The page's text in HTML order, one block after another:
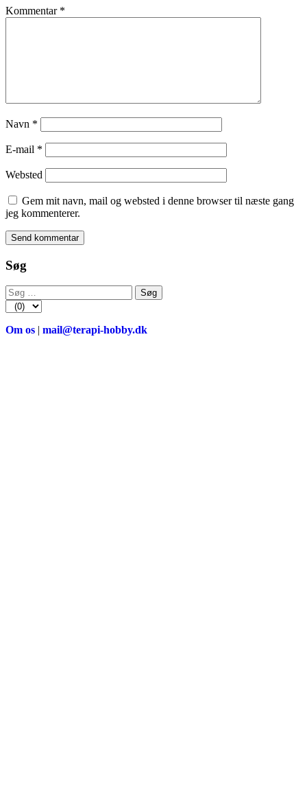
Kommentar *
Navn *
E-mail *
Websted
Gem mit navn, mail og websted i denne browser til næste gang
jeg kommenterer.
Søg
Søg
efter:
Om os | mail@terapi-hobby.dk